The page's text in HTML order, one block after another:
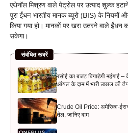
एथेनॉल मिश्रण वाले पेट्रोल पर उत्पाद शुल्क
पूरा ईंधन भारतीय मानक ब्यूरो (BIS) के नियमों
किया गया हो। मानकों पर खरा उतरने वाले ईंधन
सकेगा।
संबंधित खबरें
रसोई का बजट बिगाड़ेगी महंगाई
ऑयल के दाम में भारी उछाल की
Crude Oil Price: अमेरिका-
तेल, जानिए दाम